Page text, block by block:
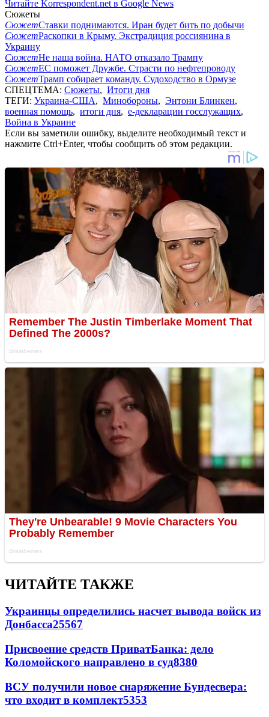
Читайте Korrespondent.net в Google News
Сюжеты
СюжетСтавки поднимаются. Иран будет бить по добычи
СюжетРаскопки в Крыму. Экстрадиция россиянина в
Украину
СюжетНе наша война. НАТО отказало Трампу
СюжетЕС поможет Дружбе. Страсти по нефтепроводу
СюжетТрамп собирает команду. Судоходство в Ормузе
СПЕЦТЕМА: Сюжеты, Итоги дня
ТЕГИ: Украина-США, Минобороны, Энтони Блинкен,
военная помощь, итоги дня, е-декларации госслужащих,
Война в Украине
Если вы заметили ошибку, выделите необходимый текст и
нажмите Ctrl+Enter, чтобы сообщить об этом редакции.
ЧИТАЙТЕ ТАКЖЕ
Украинцы определились насчет вывода войск из
Донбасса25567
Присвоение средств ПриватБанка: дело
Коломойского направлено в суд8380
ВСУ получили новое снаряжение Бундесвера:
что входит в комплект5353